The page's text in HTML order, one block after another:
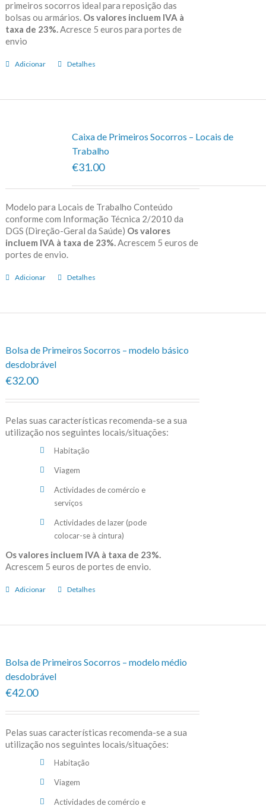
primeiros socorros ideal para reposição das
bolsas ou armários. Os valores incluem IVA à
taxa de 23%. Acresce 5 euros para portes de
envio
Adicionar Detalhes
Caixa de Primeiros Socorros – Locais de
Trabalho
€31.00
Modelo para Locais de Trabalho Conteúdo
conforme com Informação Técnica 2/2010 da
DGS (Direção-Geral da Saúde) Os valores
incluem IVA à taxa de 23%. Acrescem 5 euros de
portes de envio.
Adicionar Detalhes
Bolsa de Primeiros Socorros – modelo básico
desdobrável
€32.00
Pelas suas características recomenda-se a sua
utilização nos seguintes locais/situações:
Habitação
Viagem
Actividades de comércio e
serviços
Actividades de lazer (pode
colocar-se à cintura)
Os valores incluem IVA à taxa de 23%.
Acrescem 5 euros de portes de envio.
Adicionar Detalhes
Bolsa de Primeiros Socorros – modelo médio
desdobrável
€42.00
Pelas suas características recomenda-se a sua
utilização nos seguintes locais/situações:
Habitação
Viagem
Actividades de comércio e